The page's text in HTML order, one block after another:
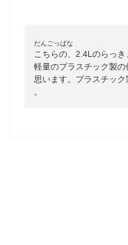
だんごっぱな
こちらの、2.4Lのらっ
軽量のプラスチック製
思います。プラスチッ
。